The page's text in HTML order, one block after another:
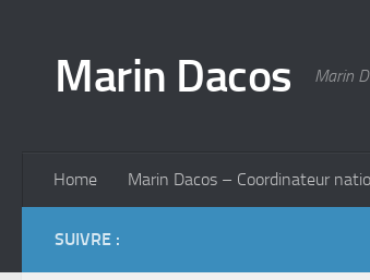
Marin Dacos Marin
Home Marin Dacos – Coordinateur
SUIVRE :